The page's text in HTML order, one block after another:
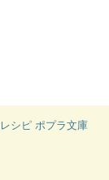
シピ ポプラ文庫